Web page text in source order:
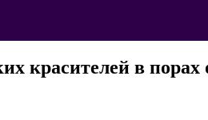
красителей в